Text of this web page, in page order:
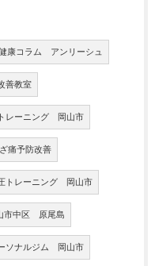
康コラム アンリーシュ
善教室
レーニング 岡山市
痛予防改善
トレーニング 岡山市
中区 原尾島
ソナルジム 岡山市